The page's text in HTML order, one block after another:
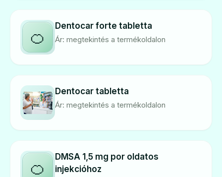
🍊
Dentocar forte tabletta
Ár: megtekintés a termékoldalon
Dentocar tabletta
Ár: megtekintés a termékoldalon
🍊
DMSA 1,5 mg por oldatos
injekcióhoz